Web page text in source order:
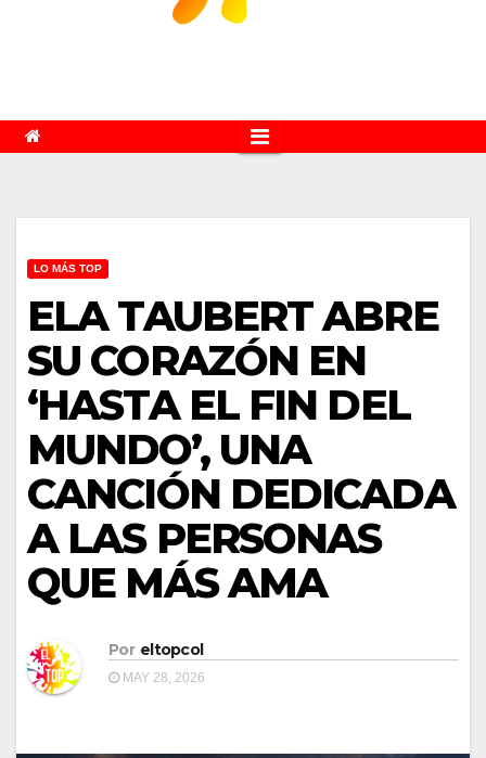
LO MÁS TOP
ELA TAUBERT ABRE
SU CORAZÓN EN
‘HASTA EL FIN DEL
MUNDO’, UNA
CANCIÓN DEDICADA
A LAS PERSONAS
QUE MÁS AMA
Por eltopcol
MAY 28, 2026